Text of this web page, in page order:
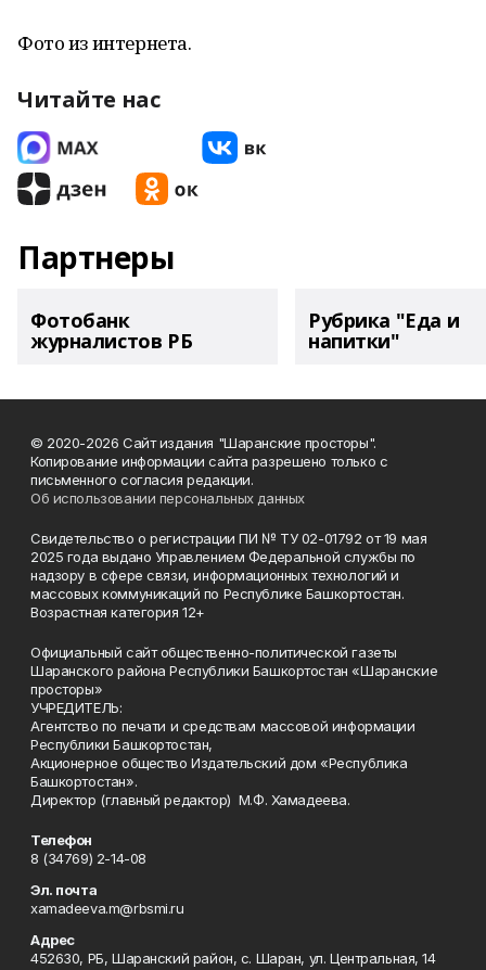
Фото из интернета.
Читайте нас
Партнеры
Фотобанк
журналистов РБ
Рубрика "Еда и
напитки"
© 2020-2026 Сайт издания "Шаранские просторы".
Копирование информации сайта разрешено только с
письменного согласия редакции.
Об использовании персональных данных
Свидетельство о регистрации ПИ № ТУ 02-01792 от 19 мая
2025 года выдано Управлением Федеральной службы по
надзору в сфере связи, информационных технологий и
массовых коммуникаций по Республике Башкортостан.
Возрастная категория 12+
Официальный сайт общественно-политической газеты
Шаранского района Республики Башкортостан «Шаранские
просторы»
УЧРЕДИТЕЛЬ:
Агентство по печати и средствам массовой информации
Республики Башкортостан,
Акционерное общество Издательский дом «Республика
Башкортостан».
Директор (главный редактор) М.Ф. Хамадеева.
Телефон
8 (34769) 2-14-08
Эл. почта
xamadeeva.m@rbsmi.ru
Адрес
452630, РБ, Шаранский район, с. Шаран, ул. Центральная, 14